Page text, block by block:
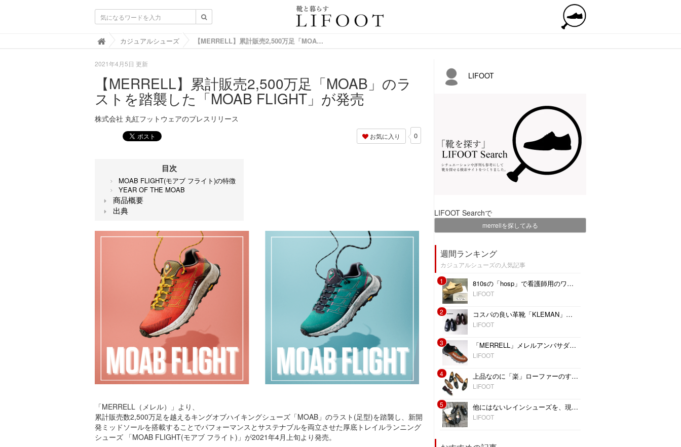
靴と暮らすLIFOOT【ライフット】-靴の情報サイト
カジュアルシューズ 【MERRELL】累計販売2,500万足「MOAB」のラストを踏襲した「MOAB FLIGHT」が発売
2021年4月5日 更新
【MERRELL】累計販売2,500万足「MOAB」のラ
ストを踏襲した「MOAB FLIGHT」が発売
株式会社 丸紅フットウェアのプレスリリース
お気に入り 0
目次
MOAB FLIGHT(モアブ フライト)の特徴
YEAR OF THE MOAB
商品概要
出典
「MERRELL（メレル）」より、
累計販売数2,500万足を越えるキングオブハイキングシューズ「MOAB」のラスト(足型)を踏襲し、新開
発ミッドソールを搭載することでパフォーマンスとサステナブルを両立させた厚底トレイルランニング
シューズ 「MOAB FLIGHT(モアブ フライト)」が2021年4月上旬より発売。
LIFOOT
LIFOOT Searchで
merrellを探してみる
週間ランキング
カジュアルシューズの人気記事
1
810sの「hosp」で看護師用のワークシューズをデイリーに履く
LIFOOT
2 コスパの良い革靴「KLEMAN」のおすすめ3型
LIFOOT
3 「MERRELL」メレルアンバサダーと共同開発したトレイルランニングシューズ最上位モデルが登場
LIFOOT
4 上品なのに「楽」ローファーのすすめ
LIFOOT
5 他にはないレインシューズを、現在も受け継がれるセルビアの農夫靴「オパナック」
LIFOOT